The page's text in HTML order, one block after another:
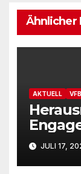
Ähnlicher
AKTUELL VFB
2025
JULI 17,